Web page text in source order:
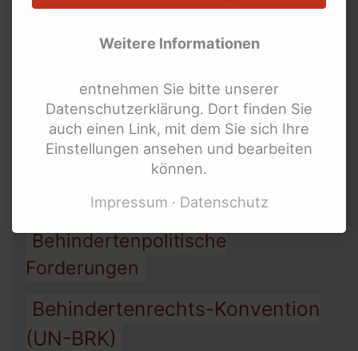
Gleichbehandlungsgesetz AGG
Arbeit
Armut
Assistenz
Barrierefreiheit
Behindertengleichstellungsgesetz
Behindertenpolitische
Forderungen
Behindertenrechts-Konvention
(UN-BRK)
Weitere Informationen
entnehmen Sie bitte unserer
Datenschutzerklärung. Dort finden Sie
auch einen Link, mit dem Sie sich Ihre
Einstellungen ansehen und bearbeiten
können.
Impressum
Datenschutz